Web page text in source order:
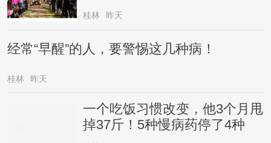
桂林 昨天
经常“早醒”的人，要警惕这几种病！
桂林 昨天
一个吃饭习惯改变，他3个月甩
掉37斤！5种慢病药停了4种